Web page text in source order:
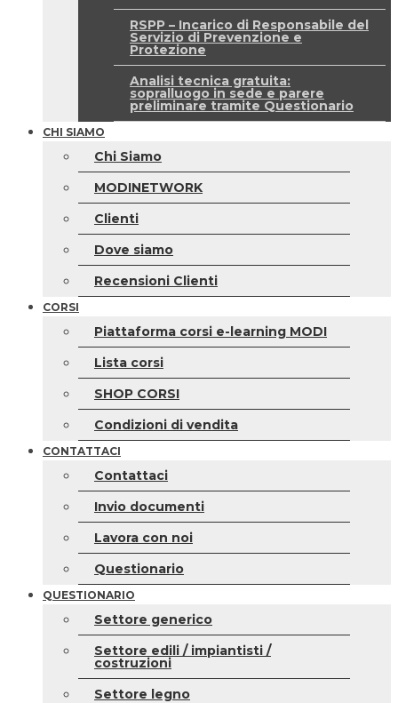
RSPP – Incarico di Responsabile del
Servizio di Prevenzione e
Protezione
Analisi tecnica gratuita:
sopralluogo in sede e parere
preliminare tramite Questionario
CHI SIAMO
Chi Siamo
MODINETWORK
Clienti
Dove siamo
Recensioni Clienti
CORSI
Piattaforma corsi e-learning MODI
Lista corsi
SHOP CORSI
Condizioni di vendita
CONTATTACI
Contattaci
Invio documenti
Lavora con noi
Questionario
QUESTIONARIO
Settore generico
Settore edili / impiantisti /
costruzioni
Settore legno